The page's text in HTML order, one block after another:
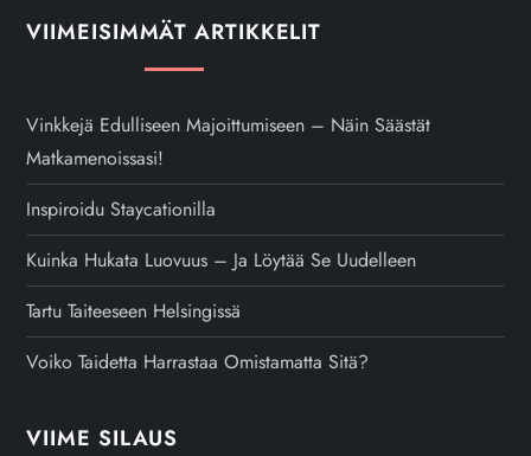
VIIMEISIMMÄT ARTIKKELIT
Vinkkejä Edulliseen Majoittumiseen – Näin Säästät
Matkamenoissasi!
Inspiroidu Staycationilla
Kuinka Hukata Luovuus – Ja Löytää Se Uudelleen
Tartu Taiteeseen Helsingissä
Voiko Taidetta Harrastaa Omistamatta Sitä?
VIIME SILAUS